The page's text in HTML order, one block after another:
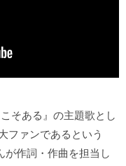
そある』の主題歌とし
ファンであるという
が作詞・作曲を担当し